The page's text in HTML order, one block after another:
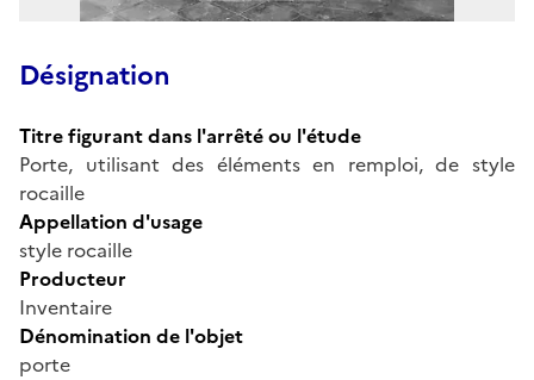
Désignation
Titre figurant dans l'arrêté ou l'étude
Porte, utilisant des éléments en remploi, de style
rocaille
Appellation d'usage
style rocaille
Producteur
Inventaire
Dénomination de l'objet
porte